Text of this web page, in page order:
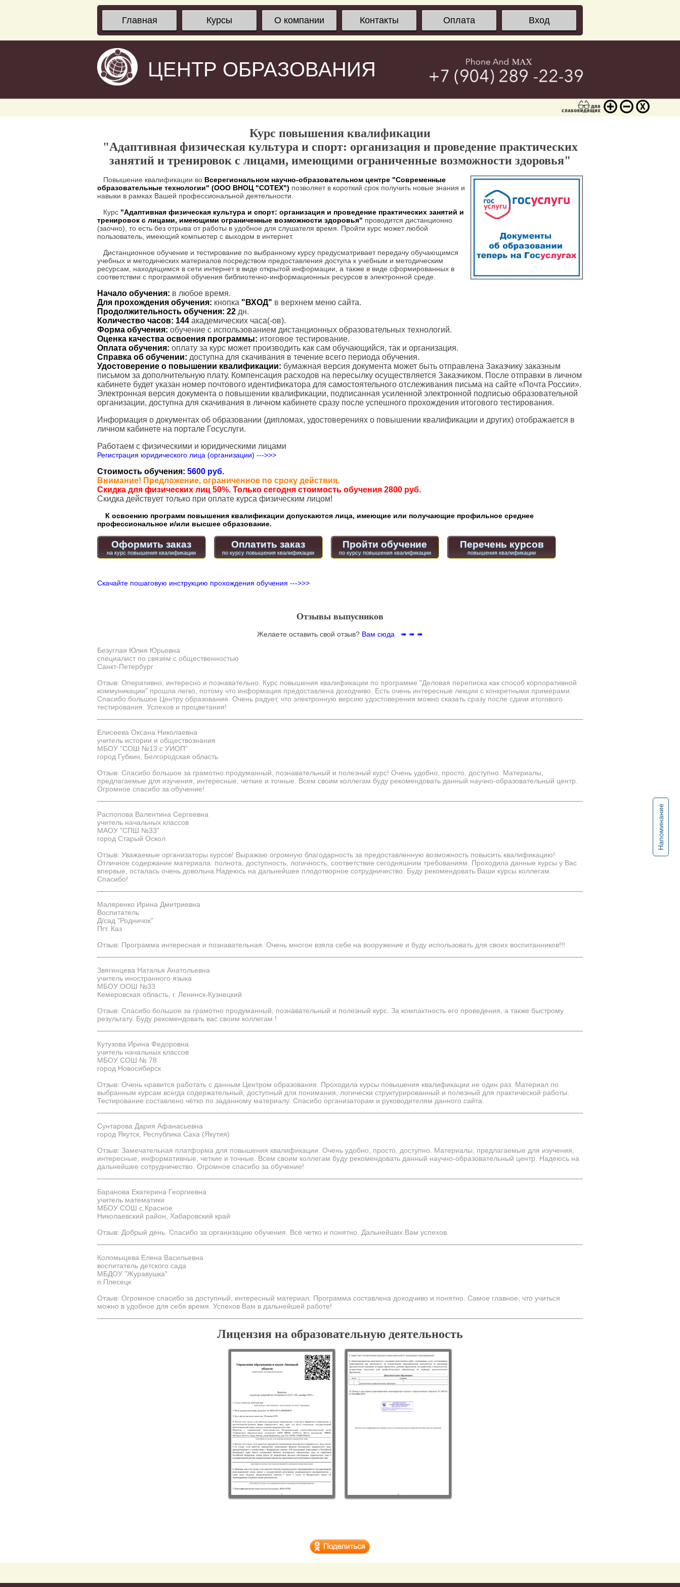
Главная Курсы О компании Контакты Оплата Вход
ЦЕНТР ОБРАЗОВАНИЯ
Напоминание
Курс повышения квалификации
"Адаптивная физическая культура и спорт: организация и проведение практических
занятий и тренировок с лицами, имеющими ограниченные возможности здоровья"
Повышение квалификации во Всерегиональном научно-образовательном центре "Современные
образовательные технологии" (ООО ВНОЦ "СОТЕХ") позволяет в короткий срок получить новые знания и
навыки в рамках Вашей профессиональной деятельности.
Курс "Адаптивная физическая культура и спорт: организация и проведение практических занятий и
тренировок с лицами, имеющими ограниченные возможности здоровья" проводится дистанционно
(заочно), то есть без отрыва от работы в удобное для слушателя время. Пройти курс может любой
пользователь, имеющий компьютер с выходом в интернет.
Дистанционное обучение и тестирование по выбранному курсу предусматривает передачу обучающимся
учебных и методических материалов посредством предоставления доступа к учебным и методическим
ресурсам, находящимся в сети интернет в виде открытой информации, а также в виде сформированных в
соответствии с программой обучения библиотечно-информационных ресурсов в электронной среде.
Начало обучения: в любое время.
Для прохождения обучения: кнопка "ВХОД" в верхнем меню сайта.
Продолжительность обучения: 22 дн.
Количество часов: 144 академических часа(-ов).
Форма обучения: обучение с использованием дистанционных образовательных технологий.
Оценка качества освоения программы: итоговое тестирование.
Оплата обучения: оплату за курс может производить как сам обучающийся, так и организация.
Справка об обучении: доступна для скачивания в течение всего периода обучения.
Удостоверение о повышении квалификации: бумажная версия документа может быть отправлена Заказчику заказным
письмом за дополнительную плату. Компенсация расходов на пересылку осуществляется Заказчиком. После отправки в личном
кабинете будет указан номер почтового идентификатора для самостоятельного отслеживания письма на сайте «Почта России».
Электронная версия документа о повышении квалификации, подписанная усиленной электронной подписью образовательной
организации, доступна для скачивания в личном кабинете сразу после успешного прохождения итогового тестирования.
Информация о документах об образовании (дипломах, удостоверениях о повышении квалификации и других) отображается в
личном кабинете на портале Госуслуги.
Работаем с физическими и юридическими лицами
Регистрация юридического лица (организации) --->>>
Стоимость обучения: 5600 руб.
Внимание! Предложение, ограниченное по сроку действия.
Скидка для физических лиц 50%. Только сегодня стоимость обучения 2800 руб.
Cкидка действует только при оплате курса физическим лицом!
К освоению программ повышения квалификации допускаются лица, имеющие или получающие профильное среднее
профессиональное и/или высшее образование.
Оформить заказ Оплатить заказ Пройти обучение
по курсу повышения квалификации
Перечень курсов
Скачайте пошаговую инструкцию прохождения обучения --->>>
Отзывы выпусников
Желаете оставить свой отзыв? Вам сюда ➠ ➠ ➠
Безуглая Юлия Юрьевна
специалист по связям с общественностью
Санкт-Петербург
Отзыв: Оперативно, интересно и познавательно. Курс повышения квалификации по программе "Деловая переписка как способ корпоративной
коммуникации" прошла легко, потому что информация предоставлена доходчиво. Есть очень интересные лекции с конкретными примерами.
Спасибо большое Центру образования. Очень радует, что электронную версию удостоверения можно сказать сразу после сдачи итогового
тестирования. Успехов и процветания!
Елисеева Оксана Николаевна
учитель истории и обществознания
МБОУ "СОШ №13 с УИОП"
город Губкин, Белгородская область
Отзыв: Спасибо большое за грамотно продуманный, познавательный и полезный курс​! Очень удобно, просто, доступно. Материалы,
предлагаемые для изучения, интересные, четкие и точные. Всем своим коллегам буду рекомендовать данный научно-образовательный центр.
Огромное спасибо за обучение!
Распопова Валентина Сергеевна
учитель начальных классов
МАОУ "СПШ №33"
город Старый Оскол
Отзыв: Уважаемые организаторы курсов! Выражаю огромную благодарность за предоставленную возможность повысить квалификацию!
Отличное содержание материала: полнота, доступность, логичность, соответствие сегодняшним требованиям. Проходила данные курсы у Вас
впервые, осталась очень довольна.Надеюсь на дальнейшее плодотворное сотрудничество. Буду рекомендовать Ваши курсы коллегам.
Спасибо!
Маляренко Ирина Дмитриевна
Воспитатель
Д/сад "Родничок"
Пгт. Каз
Отзыв: Программа интересная и познавательная. Очень многое взяла себе на вооружение и буду использовать для своих воспитанников!!!
Звягинцева Наталья Анатольевна
учитель иностранного языка
МБОУ ООШ №33
Кемеровская область, г. Ленинск-Кузнецкий
Отзыв: Спасибо большое за грамотно продуманный, познавательный и полезный курс​. За компактность его проведения, а также быстрому
результату. Буду рекомендовать вас своим коллегам !
Кутузова Ирина Федоровна
учитель начальных классов
МБОУ СОШ № 78
город Новосибирск
Отзыв: Очень нравится работать с данным Центром образования. Проходила курсы повышения квалификации не один раз. Материал по
выбранным курсам всегда содержательный, доступный для понимания, логически структурированный и полезный для практической работы.
Тестирование составлено чётко по заданному материалу. Спасибо организаторам и руководителям данного сайта.
Сунтарова Дария Афанасьевна
город Якутск, Республика Саха (Якутия)
Отзыв: Замечательная платформа для повышения квалификации. Очень удобно, просто, доступно. Материалы, предлагаемые для изучения,
интересные, информативные, четкие и точные. Всем своим коллегам буду рекомендовать данный научно-образовательный центр. Надеюсь на
дальнейшее сотрудничество. Огромное спасибо за обучение!
Баранова Екатерина Георгиевна
учитель математики
МБОУ СОШ с.Красное
Николаевский район, Хабаровский край
Отзыв: Добрый день. Спасибо за организацию обучения. Всё четко и понятно. Дальнейших Вам успехов.
Коломыцева Елена Васильевна
воспитатель детского сада
МБДОУ "Журавушка"
п.Плесецк
Отзыв: Огромное спасибо за доступный, интересный материал. Программа составлена доходчиво и понятно. Самое главное, что учиться
можно в удобное для себя время. Успехов Вам в дальнейшей работе!
Лицензия на образовательную деятельность